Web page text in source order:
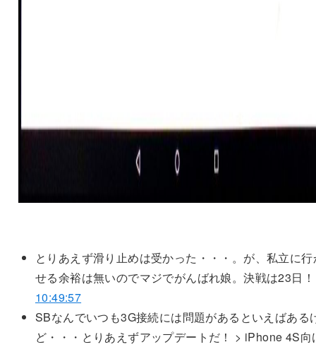
とりあえず滑り止めは受かった・・・。が、私立に行
せる余裕は無いのでマジでがんばれ娘。決戦は23日！
10:49:57
SBなんでいつも3G接続には問題があるといえばある
ど・・・とりあえずアップデートだ！ > iPhone 4S向